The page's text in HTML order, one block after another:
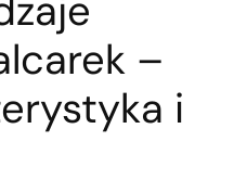
–
i